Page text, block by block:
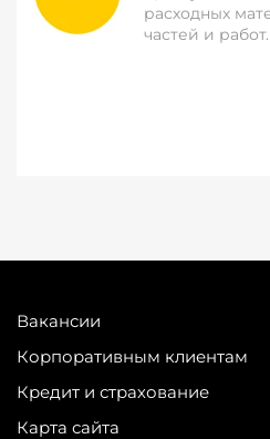
расходных
частей и работ.
Вакансии
Корпоративным клиентам
Кредит и страхование
Карта сайта